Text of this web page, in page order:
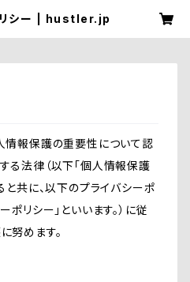
リシー | hustler.jp
情報保護の重要性について認
る法律（以下「個人情報保護
と共に、以下のプライバシーポ
ポリシー」といいます。）に従
努めます。